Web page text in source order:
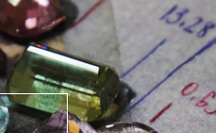
Liefertermin mit Ihnen
Sie bitte unsere